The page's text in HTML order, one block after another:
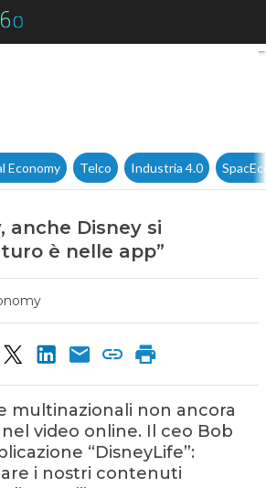
Streaming Tv, anche Disney
Economy Telco Industria 4.0
anche Disney si
è nelle app”
multinazionali non ancora
video online. Il ceo Bob
“DisneyLife”:
i nostri contenuti